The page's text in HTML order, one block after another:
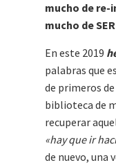
mucho de re-
mucho de
En este 2019
palabras que
de primeros
biblioteca de
recuperar
«hay que ir
de nuevo, una